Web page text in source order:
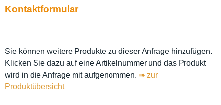
Kontaktformular
Sie können weitere Produkte zu dieser Anfrage hinzufügen.
Klicken Sie dazu auf eine Artikelnummer und das Produkt
wird in die Anfrage mit aufgenommen. ➠ zur
Produktübersicht